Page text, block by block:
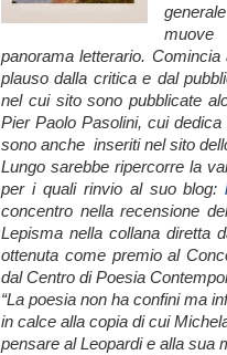
muove
panorama letterario.
plauso dalla critica e dal
nel cui sito sono pubblicate
Pier Paolo Pasolini, cui
sono anche inseriti nel sito
Lungo sarebbe ripercorre la
per i quali rinvio al suo blog:
concentro nella recensione
Lepisma nella collana diretta
ottenuta come premio al
dal Centro di Poesia
“La poesia non ha confini ma
in calce alla copia di cui
pensare al Leopardi e alla sua